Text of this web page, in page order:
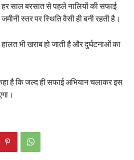
हर साल बरसात से पहले नालियों की सफाई
स्तर पर स्थिति वैसी ही बनी रहती है।
भी खराब हो जाती है और दुर्घटनाओं का
है कि जल्द ही सफाई अभियान चलाकर इस